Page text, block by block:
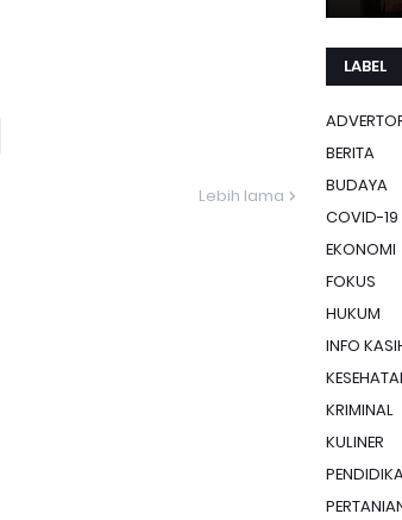
Lebih lama
LABEL
BERITA
BUDAYA
COVID-19
EKONOMI
FOKUS
HUKUM
INFO
KRIMINAL
KULINER